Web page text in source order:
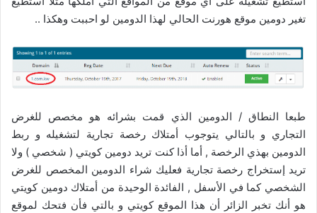
تغير دومين موقع هورنت الحالي لهذا الدومين لو احببت وهكذا ..
طبعا النطاق / الدومين الذي قمت بشرائه هو مخصص للغرض
التجاري و بالتالي يتوجوب أمتلاك رخصة تجارية لتشغيله و ربط
الدومين بهذي الرخصة , أما أذا كنت تريد دومين كويتي ( شخصي ) ولا
تريد إستخراج رخصة تجارية فعليك شراء الدومين المخصص للغرض
الشخصي كما في الأسفل , الفائدة الوحيدة من أمتلاك دومين كويتي
هو أنك تخبر الزائر أن هذا الموقع كويتي و بالتي فأن فتحك لموقع